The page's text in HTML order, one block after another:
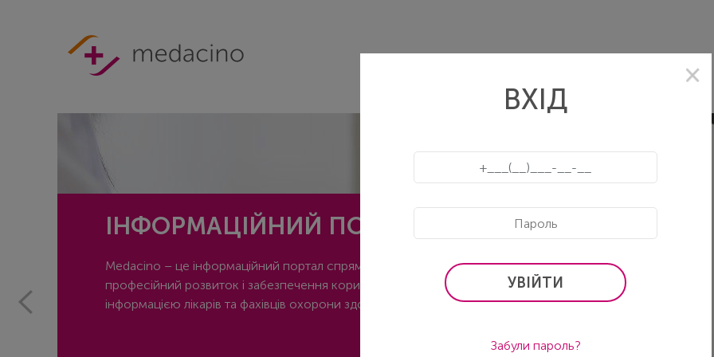
ІНФОРМАЦІЙНИЙ ПОРТАЛ
Мedacino – це інформаційний портал спрямований на
професійний розвиток і забезпечення корисною профільною
інформацією лікарів та фахівців охорони здоров'я.
ВХІД
УВІЙТИ
Забули пароль?